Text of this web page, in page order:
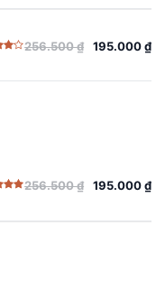
256.500₫ 195.000₫
256.500₫ 195.000₫